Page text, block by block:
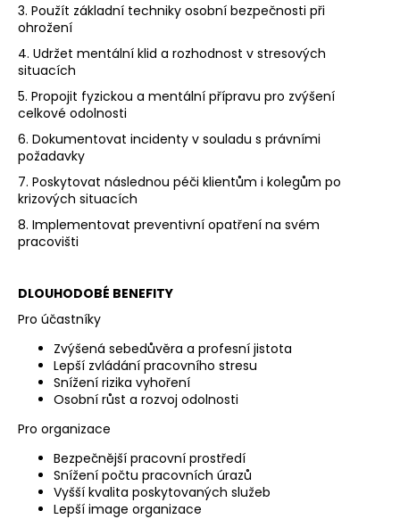
3. Použít základní techniky osobní bezpečnosti při
ohrožení
4. Udržet mentální klid a rozhodnost v stresových
situacích
5. Propojit fyzickou a mentální přípravu pro zvýšení
celkové odolnosti
6. Dokumentovat incidenty v souladu s právními
požadavky
7. Poskytovat následnou péči klientům i kolegům po
krizových situacích
8. Implementovat preventivní opatření na svém
pracovišti
DLOUHODOBÉ BENEFITY
Pro účastníky
Zvýšená sebedůvěra a profesní jistota
Lepší zvládání pracovního stresu
Snížení rizika vyhoření
Osobní růst a rozvoj odolnosti
Pro organizace
Bezpečnější pracovní prostředí
Snížení počtu pracovních úrazů
Vyšší kvalita poskytovaných služeb
Lepší image organizace